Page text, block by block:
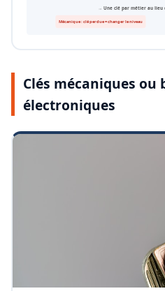
→ Une clé par métier au lieu
Mécanique : clé perdue = changer le niveau
Clés mécaniques ou
électroniques